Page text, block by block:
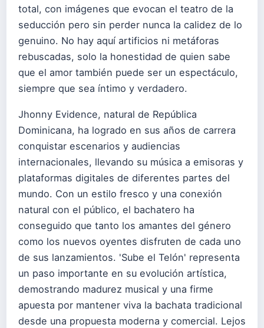
total, con imágenes que evocan el teatro de la
seducción pero sin perder nunca la calidez de lo
genuino. No hay aquí artificios ni metáforas
rebuscadas, solo la honestidad de quien sabe
que el amor también puede ser un espectáculo,
siempre que sea íntimo y verdadero.
Jhonny Evidence, natural de República
Dominicana, ha logrado en sus años de carrera
conquistar escenarios y audiencias
internacionales, llevando su música a emisoras y
plataformas digitales de diferentes partes del
mundo. Con un estilo fresco y una conexión
natural con el público, el bachatero ha
conseguido que tanto los amantes del género
como los nuevos oyentes disfruten de cada uno
de sus lanzamientos. 'Sube el Telón' representa
un paso importante en su evolución artística,
demostrando madurez musical y una firme
apuesta por mantener viva la bachata tradicional
desde una propuesta moderna y comercial. Lejos